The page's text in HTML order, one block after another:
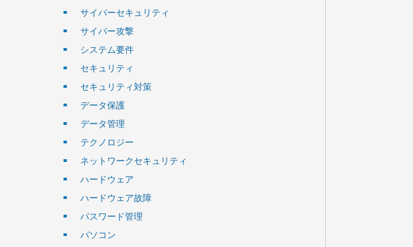
サイバーセキュリティ
サイバー攻撃
システム要件
セキュリティ
セキュリティ対策
データ保護
データ管理
テクノロジー
ネットワークセキュリティ
ハードウェア
ハードウェア故障
パスワード管理
パソコン